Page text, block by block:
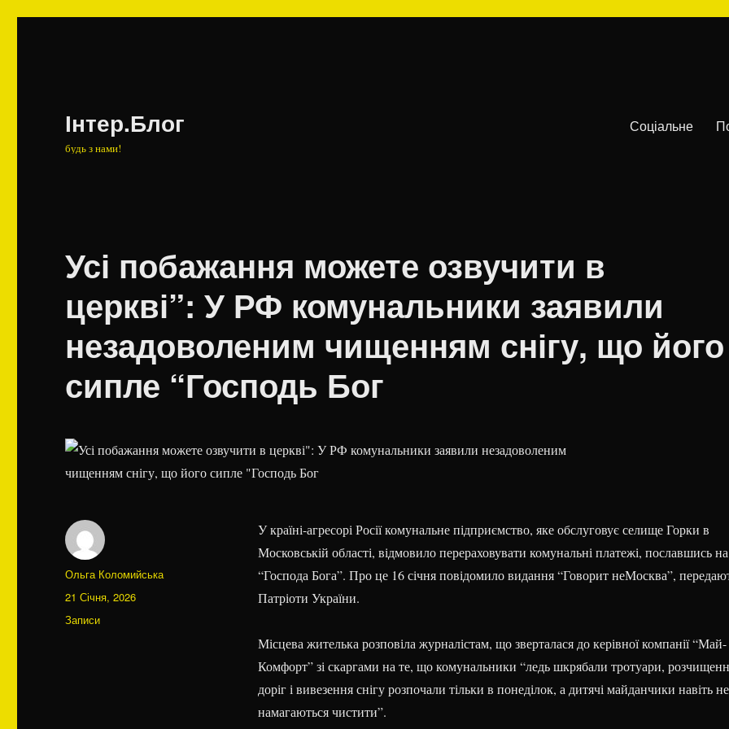
Інтер.Блог
будь з нами!
Соціальне
Усі побажання можете озвучити в
церкві”: У РФ комунальники заявили
незадоволеним чищенням снігу, що його
сипле “Господь Бог
У країні-агресорі Росії комунальне підприємство, яке обслуговує селище Горки в
Московській області, відмовило перераховувати комунальні платежі, пославшись на
“Господа Бога”. Про це 16 січня повідомило видання “Говорит неМосква”,
Патріоти України.
Місцева жителька розповіла журналістам, що зверталася до керівної компанії “Май-
Комфорт” зі скаргами на те, що комунальники “ледь шкрябали тротуари,
доріг і вивезення снігу розпочали тільки в понеділок, а дитячі майданчики навіть не
намагаються чистити”.
Автор
Ольга Коломийська
Оприлюднено
21 Січня, 2026
Категорії
Записи